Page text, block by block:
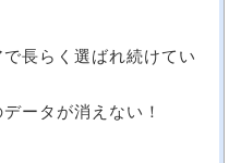
長らく選ばれ続けてい
ータが消えない！